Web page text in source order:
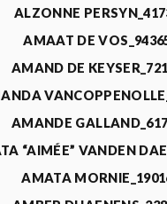
ALZONNE
AMAAT DE
AMAND DE
AMANDE
“AIMÉE” VANDEN
AMATA